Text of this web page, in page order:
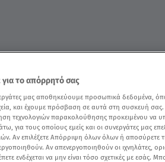
το απόρρητό σας
μας αποθηκεύουμε προσωπικά δεδομένα,
και έχουμε πρόσβαση σε αυτά στη συσκευή σας.
τεχνολογιών παρακολούθησης προκειμένου να
για τους οποίους εμείς και οι συνεργάτες μας
Αν επιλέξετε Απόρριψη όλων όλων ή αποσύρετε
Αν απενεργοποιηθούν οι ιχνηλάτες,
ενδέχεται να μην είναι τόσο σχετικές με εσάς.